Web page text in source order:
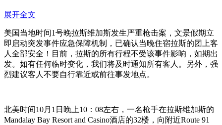
展开全文
美国当地时间1号晚拉斯维加斯发生严重枪击案，文景假期立
即启动突发事件应急保障机制，已确认当晚住宿拉斯的团上客
人全部安全！目前，拉斯的所有行程不受该事件影响，如期出
发。如有任何临时变化，我们将及时通知所有客人。另外，强
烈建议客人不要自行靠近或前往事发地点。
北美时间10月1日晚上10：08左右，一名枪手在拉斯维加斯的
Mandalay Bay Resort and Casino酒店的32楼，向附近Route 91